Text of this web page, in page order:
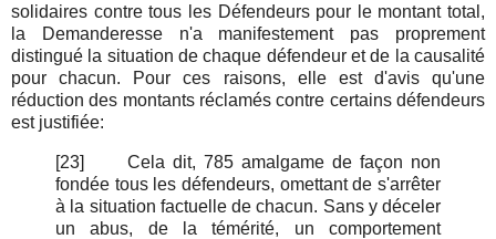
solidaires contre tous les Défendeurs pour le montant total,
la Demanderesse n'a manifestement pas proprement
distingué la situation de chaque défendeur et de la causalité
pour chacun. Pour ces raisons, elle est d'avis qu'une
réduction des montants réclamés contre certains défendeurs
est justifiée:
[23]
Cela dit, 785 amalgame de façon non
fondée tous les défendeurs, omettant de s'arrêter
à la situation factuelle de chacun. Sans y déceler
un abus, de la témérité, un comportement